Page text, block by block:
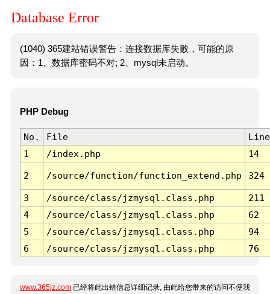
Database Error
(1040) 365建站错误警告：连接数据库失败，可能的原
因：1、数据库密码不对; 2、mysql未启动。
PHP Debug
No. File
Line
1
/index.php 14
2 /source/function/function_extend.php 324
3 /source/class/jzmysql.class.php
211
4
/source/class/jzmysql.class.php
62
5
/source/class/jzmysql.class.php
94
6
/source/class/jzmysql.class.php 76
www.365jz.com 已经将此出错信息详细记录, 由此给您带来的访问不便我